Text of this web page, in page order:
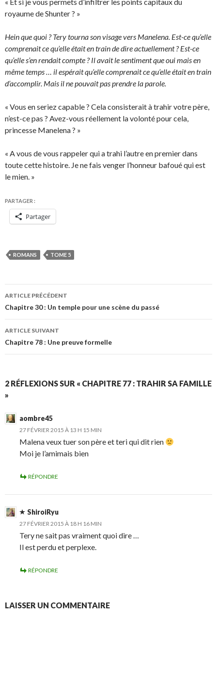
royaume de Shunter ? »
Hein que quoi ? Tery tourna son visage vers Manelena. Est-ce qu’elle
comprenait ce qu’elle était en train de dire actuellement ? Est-ce
qu’elle s’en rendait compte ? Il avait le sentiment que oui mais en
même temps … il espérait qu’elle comprenait ce qu’elle était en train
d’accomplir. Mais il ne pouvait pas prendre la parole.
« Vous en seriez capable ? Cela consisterait à trahir votre père,
n’est-ce pas ? Avez-vous réellement la volonté pour cela,
princesse Manelena ? »
« A vous de vous rappeler qui a trahi l’autre en premier dans
toute cette histoire. Je ne fais venger l’honneur bafoué qui est
le mien. »
PARTAGER :
Partager
ROMANS TOME 5
Navigation
des
articles
ARTICLE PRÉCÉDENT
Chapitre 30 : Un temple pour une scène du passé
ARTICLE SUIVANT
Chapitre 78 : Une preuve formelle
2 RÉFLEXIONS SUR « CHAPITRE 77 : TRAHIR SA FAMILLE
»
aombre45
27 FÉVRIER 2015 À 13 H 15 MIN
Malena veux tuer son père et teri qui dit rien
Moi je l’amimais bien
RÉPONDRE
ShiroiRyu
27 FÉVRIER 2015 À 18 H 16 MIN
Tery ne sait pas vraiment quoi dire …
Il est perdu et perplexe.
RÉPONDRE
LAISSER UN COMMENTAIRE